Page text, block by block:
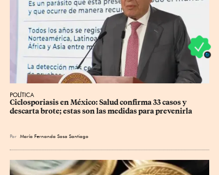
POLÍTICA
Ciclosporiasis en México: Salud confirma 33 casos y
descarta brote; estas son las medidas para prevenirla
Por María Fernanda Sosa Santiago